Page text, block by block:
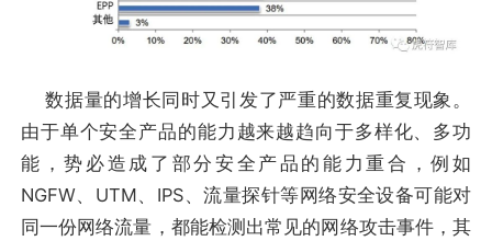
数据量的增长同时又引发了严重的数据重复现象。
由于单个安全产品的能力越来越趋向于多样化、多功
能，势必造成了部分安全产品的能力重合，例如
NGFW、UTM、IPS、流量探针等网络安全设备可能对
同一份网络流量，都能检测出常见的网络攻击事件，其